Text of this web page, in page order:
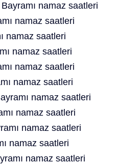
namaz saatleri
namaz saatleri
namaz saatleri
namaz saatleri
namaz saatleri
namaz saatleri
namaz saatleri
namaz saatleri
namaz saatleri
namaz saatleri
namaz saatleri